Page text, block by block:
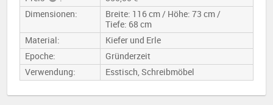
Dimensionen:
Breite: 116 cm / Höhe: 73 cm /
Tiefe: 68 cm
Material:
Kiefer und Erle
Epoche:
Gründerzeit
Verwendung:
Esstisch, Schreibmöbel